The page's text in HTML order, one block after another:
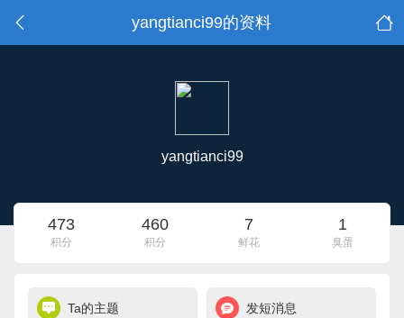
yangtianci99的资料
yangtianci99
473
积分
460
积分
7
鲜花
1
臭蛋
Ta的主题 发短消息